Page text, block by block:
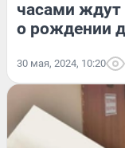
часами ждут
о рождении
30 мая, 2024, 10:20